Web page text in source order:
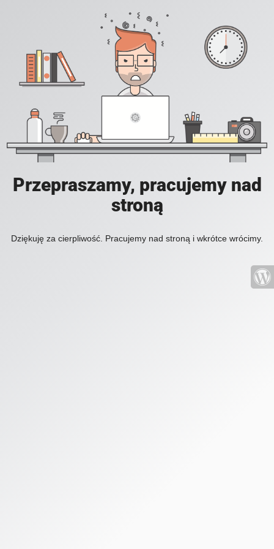
Przepraszamy, pracujemy nad
stroną
Dziękuję za cierpliwość. Pracujemy nad stroną i wkrótce wrócimy.